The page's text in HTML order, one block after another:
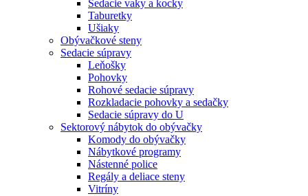
Sedacie vaky a kocky
Taburetky
Ušiaky
Obývačkové steny
Sedacie súpravy
Leňošky
Pohovky
Rohové sedacie súpravy
Rozkladacie pohovky a sedačky
Sedacie súpravy do U
Sektorový nábytok do obývačky
Komody do obývačky
Nábytkové programy
Nástenné police
Regály a deliace steny
Vitríny